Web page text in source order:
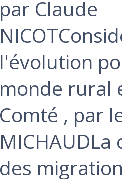
par Claude
l'évolution
monde rural
Comté , par
MICHAUDLa
des